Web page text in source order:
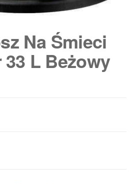
Na Śmieci
L Beżowy